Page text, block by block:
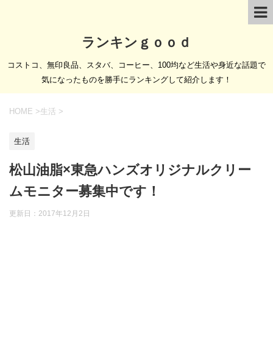
ランキンｇｏｏｄ
コストコ、無印良品、スタバ、コーヒー、100均など生活や身近な話題で
気になったものを勝手にランキングして紹介します！
HOME >生活 >
生活
松山油脂×東急ハンズオリジナルクリー
ムモニター募集中です！
更新日： 2017年12月2日